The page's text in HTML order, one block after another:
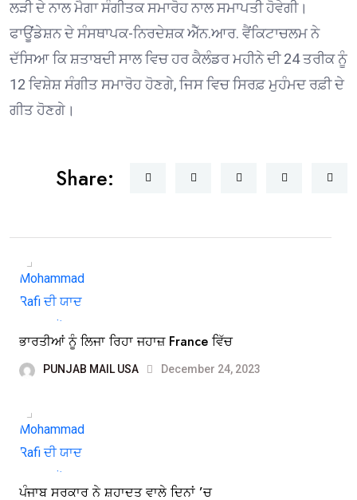
ਲੜੀ ਦੇ ਨਾਲ ਮੈਗਾ ਸੰਗੀਤਕ ਸਮਾਰੋਹ ਨਾਲ ਸਮਾਪਤੀ ਹੋਵੇਗੀ।
ਫਾਊਂਡੇਸ਼ਨ ਦੇ ਸੰਸਥਾਪਕ-ਨਿਰਦੇਸ਼ਕ ਐੱਨ.ਆਰ. ਵੈਂਕਿਟਾਚਲਮ ਨੇ
ਦੱਸਿਆ ਕਿ ਸ਼ਤਾਬਦੀ ਸਾਲ ਵਿਚ ਹਰ ਕੈਲੰਡਰ ਮਹੀਨੇ ਦੀ 24 ਤਰੀਕ ਨੂੰ
12 ਵਿਸ਼ੇਸ਼ ਸੰਗੀਤ ਸਮਾਰੋਹ ਹੋਣਗੇ, ਜਿਸ ਵਿਚ ਸਿਰਫ਼ ਮੁਹੰਮਦ ਰਫ਼ੀ ਦੇ
ਗੀਤ ਹੋਣਗੇ।
Share:
ਭਾਰਤੀਆਂ ਨੂੰ ਲਿਜਾ ਰਿਹਾ ਜਹਾਜ਼ France ਵਿੱਚ
PUNJAB MAIL USA December 24, 2023
ਪੰਜਾਬ ਸਰਕਾਰ ਨੇ ਸ਼ਹਾਦਤ ਵਾਲੇ ਦਿਨਾਂ ’ਚ